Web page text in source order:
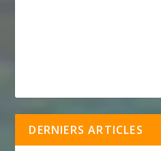
DERNIERS ARTICLES